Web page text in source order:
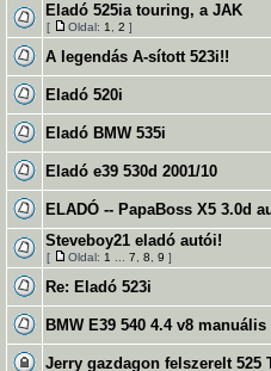
Eladó 525ia touring, a JAK
[ Oldal: 1 2 ]
A legendás A-sított 523i!!
Eladó 520i
Eladó BMW 535i
Eladó e39 530d 2001/10
ELADÓ -- PapaBoss X5 3.0d
Steveboy21 eladó autói!
[ Oldal: 1 7 8 9 ]
Re: Eladó 523i
BMW E39 540 4.4 v8
Jerry gazdagon felszerelt 525